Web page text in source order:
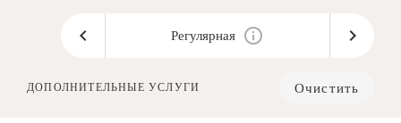
Регулярная
ДОПОЛНИТЕЛЬНЫЕ УСЛУГИ Очистить